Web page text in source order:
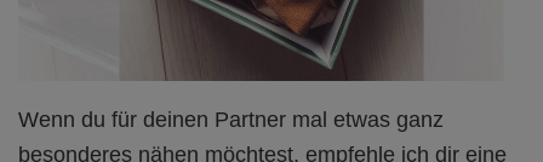
Wenn du für deinen Partner mal etwas ganz
besonderes nähen möchtest, empfehle ich dir eine